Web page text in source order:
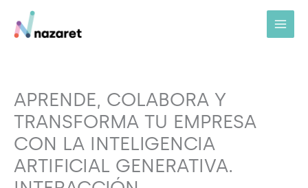
contenido
APRENDE, COLABORA Y
TRANSFORMA TU EMPRESA
CON LA INTELIGENCIA
ARTIFICIAL GENERATIVA.